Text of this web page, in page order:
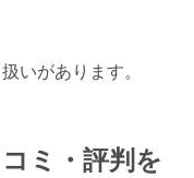
いがあります。
ミ・評判を